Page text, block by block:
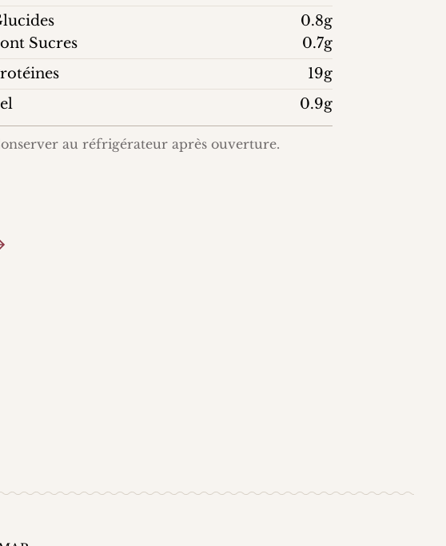
0.8g
Sucres
0.7g
19g
0.9g
au réfrigérateur après ouverture.